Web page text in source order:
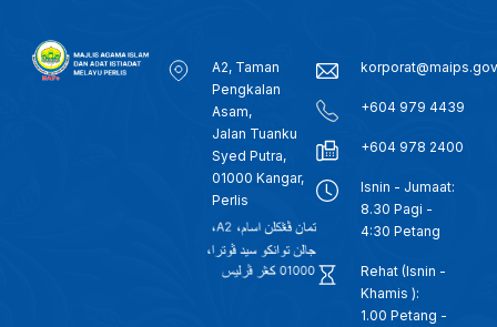
A2, Taman
Pengkalan
Asam,
Jalan Tuanku
Syed Putra,
01000 Kangar,
Perlis
+604 979 4439
+604 978 2400
Isnin - Jumaat:
8.30 Pagi -
4:30 Petang
Rehat (Isnin -
Khamis ):
1.00 Petang -